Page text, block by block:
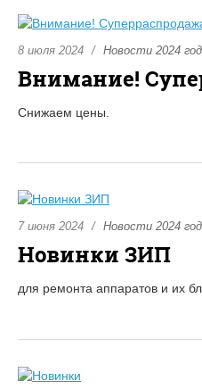
8 июля 2024 Новости 2024
Внимание!
Снижаем цены.
7 июня 2024 Новости 2024
Новинки ЗИП
для ремонта аппаратов и их